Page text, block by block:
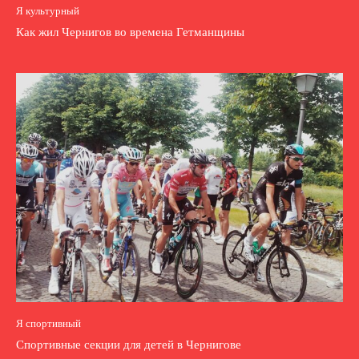
Я культурный
Как жил Чернигов во времена Гетманщины
Я спортивный
Спортивные секции для детей в Чернигове